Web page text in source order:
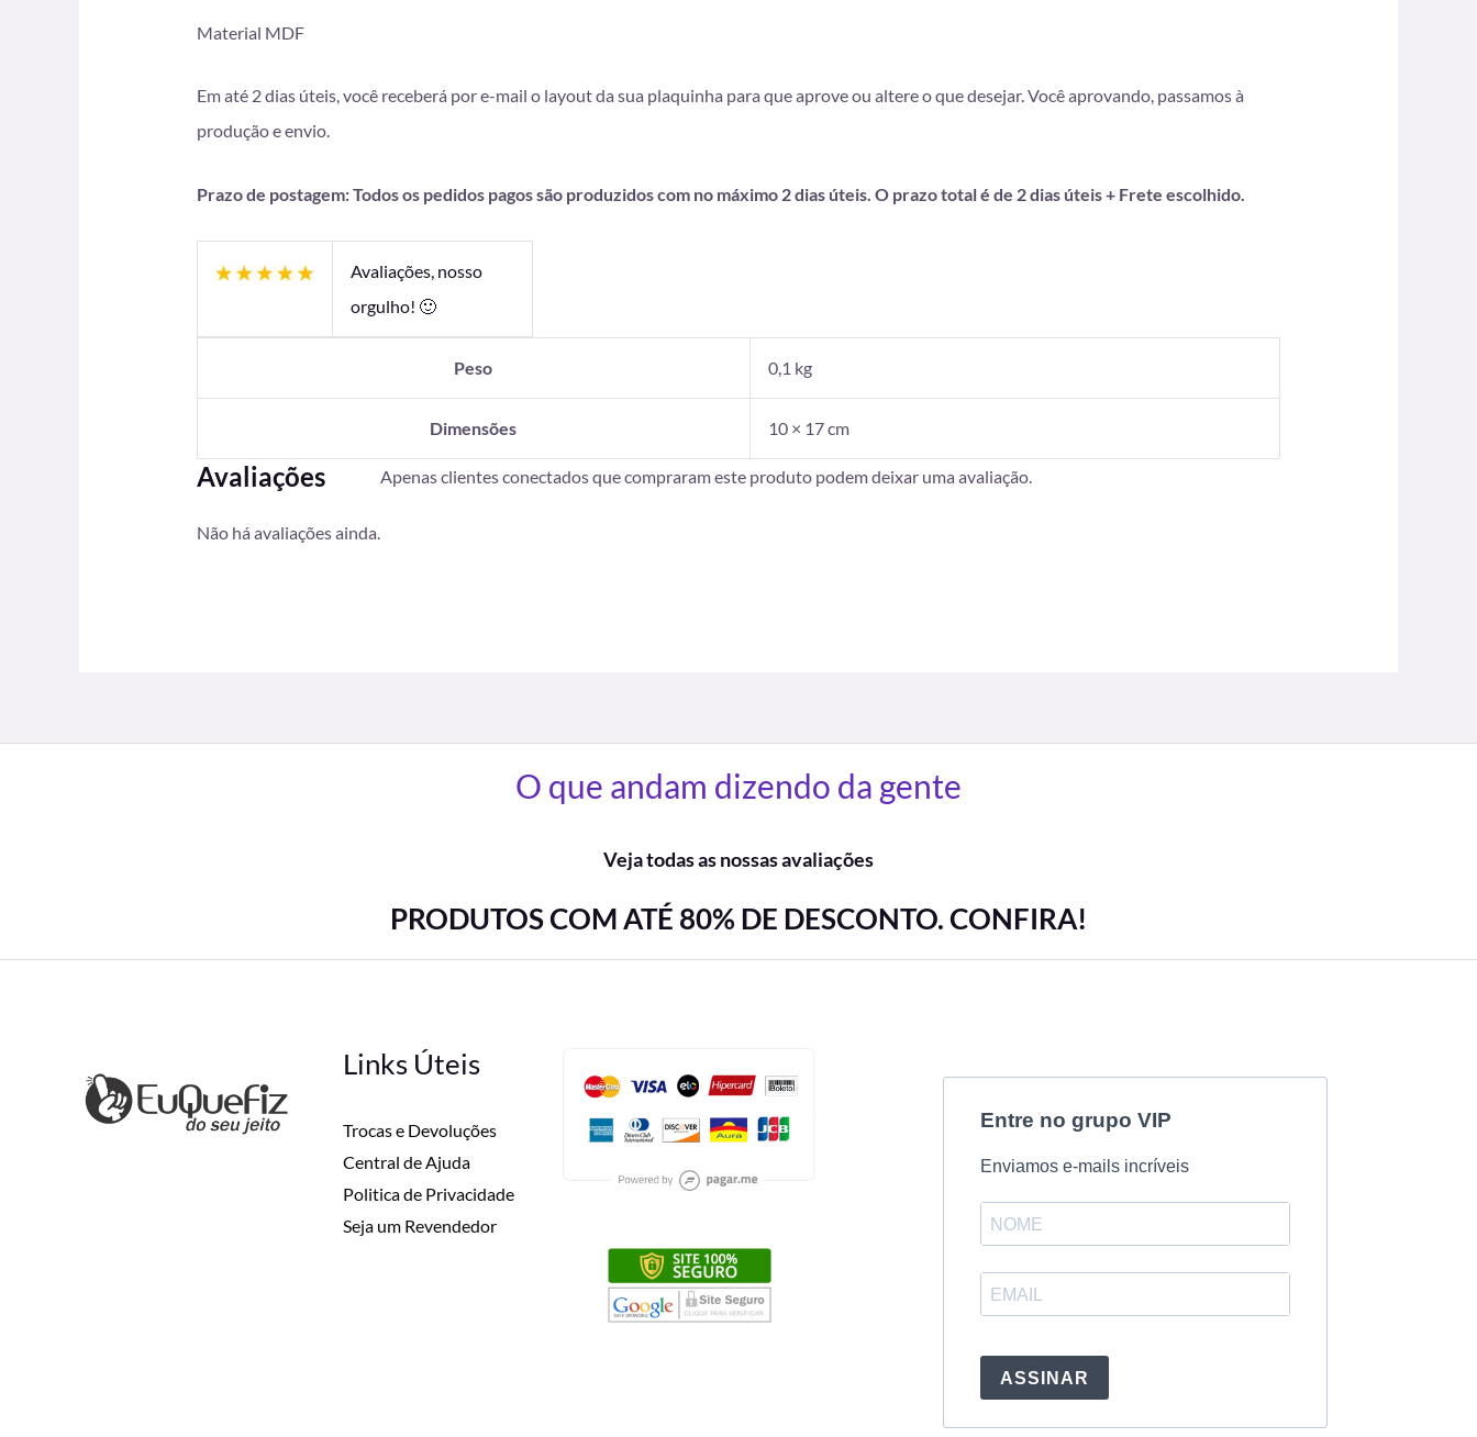
Material MDF
Em até 2 dias úteis, você receberá por e-mail o layout da sua plaquinha para que aprove ou altere o que desejar. Você aprovando, passamos à
produção e envio.
Prazo de postagem: Todos os pedidos pagos são produzidos com no máximo 2 dias úteis. O prazo total é de 2 dias úteis + Frete escolhido.
Avaliações, nosso
orgulho! 🙂
Peso 0,1 kg
Dimensões 10 × 17 cm
Avaliações
Não há avaliações ainda.
Apenas clientes conectados que compraram este produto podem deixar uma avaliação.
O que andam dizendo da gente
Veja todas as nossas avaliações
PRODUTOS COM ATÉ 80% DE DESCONTO. CONFIRA!
Links Úteis
Trocas e Devoluções
Central de Ajuda
Politica de Privacidade
Seja um Revendedor
Entre no grupo VIP
Enviamos e-mails incríveis
ASSINAR